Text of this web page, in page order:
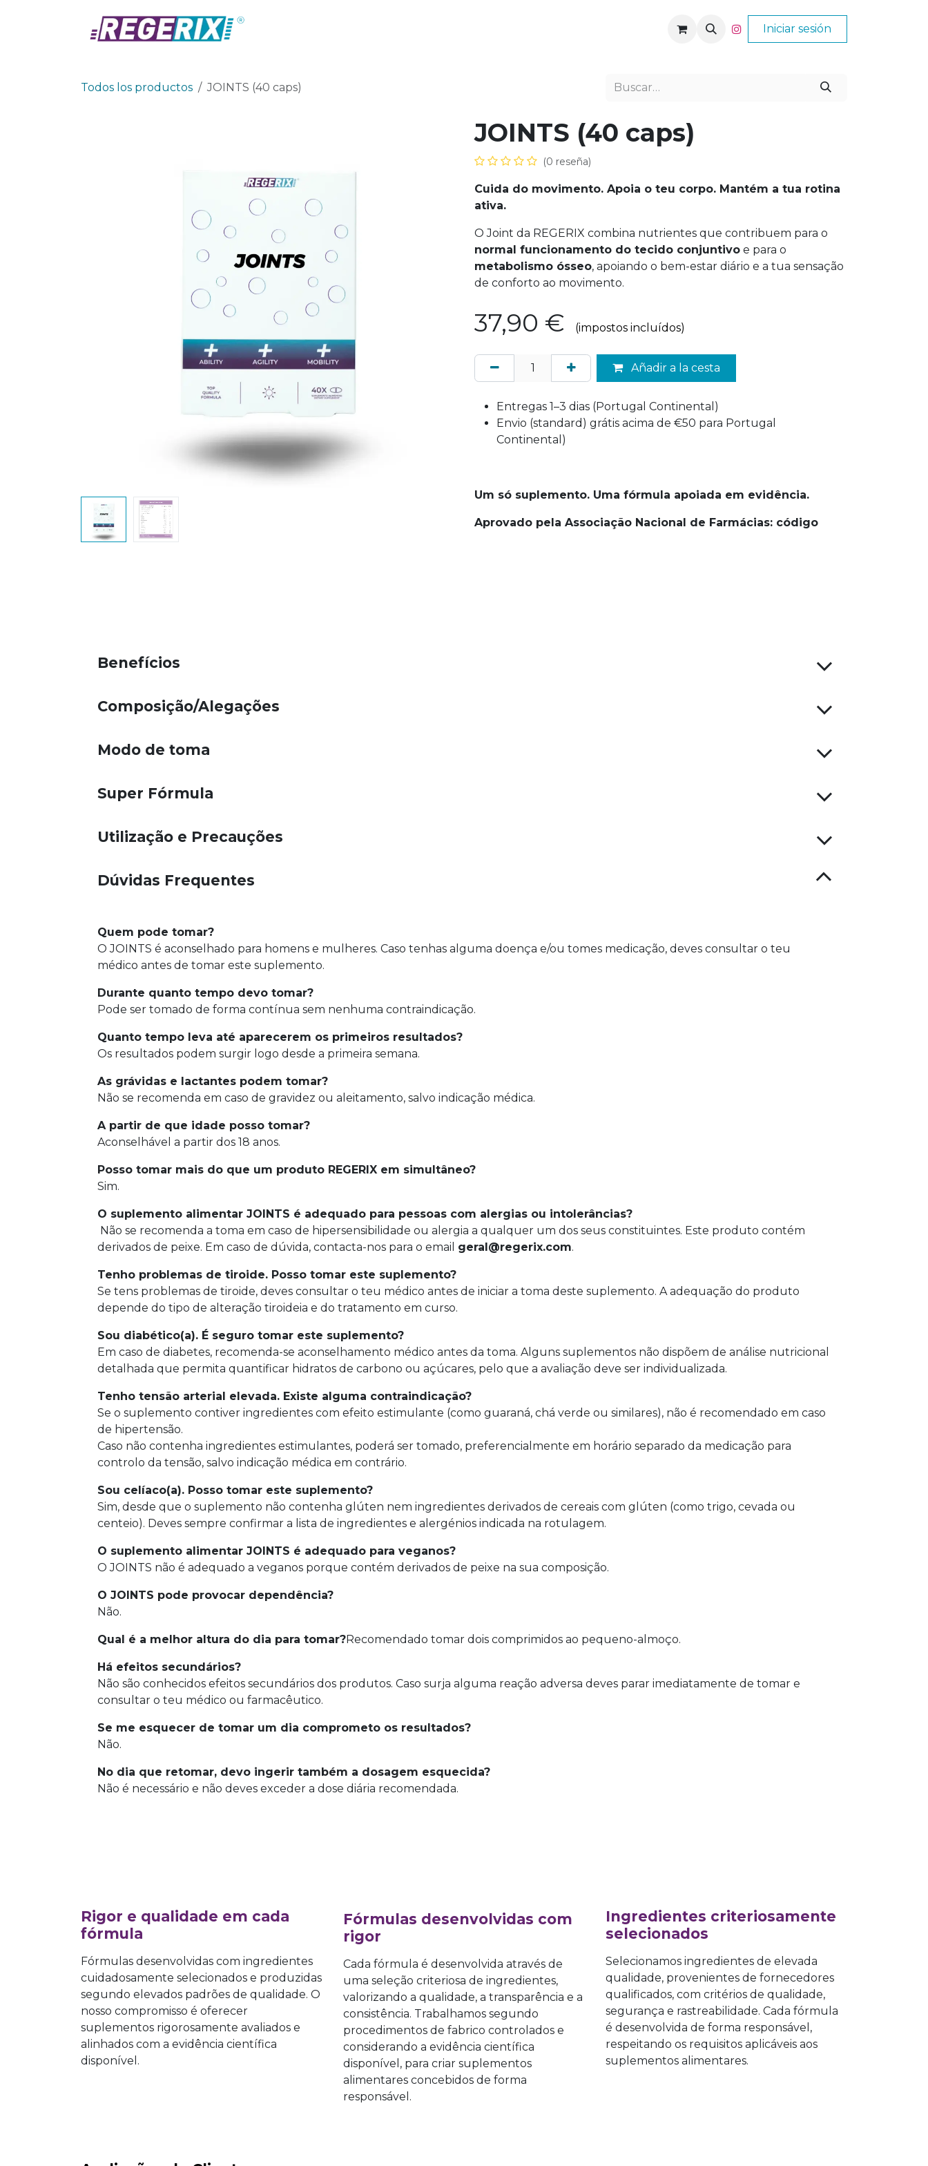
Ajuda Iniciar sesión
Todos los productos JOINTS (40 caps)
JOINTS (40 caps)
(0 reseña)
Cuida do movimento. Apoia o teu corpo. Mantém a tua rotina
ativa.
O Joint da REGERIX combina nutrientes que contribuem para o
normal funcionamento do tecido conjuntivo e para o
metabolismo ósseo, apoiando o bem-estar diário e a tua sensação
de conforto ao movimento.
37,90 € (impostos incluídos)
Añadir a la cesta
Entregas 1–3 dias (Portugal Continental)
Envio (standard) grátis acima de €50 para Portugal
Continental)
Um só suplemento. Uma fórmula apoiada em evidência.
Aprovado pela Associação Nacional de Farmácias: código
Benefícios
Composição/Alegações
Modo de toma
Super Fórmula
Utilização e Precauções
Dúvidas Frequentes
Quem pode tomar?
O JOINTS é aconselhado para homens e mulheres. Caso tenhas alguma doença e/ou tomes medicação, deves consultar o teu
médico antes de tomar este suplemento.
Durante quanto tempo devo tomar?
Pode ser tomado de forma contínua sem nenhuma contraindicação.
Quanto tempo leva até aparecerem os primeiros resultados?
Os resultados podem surgir logo desde a primeira semana.
As grávidas e lactantes podem tomar?
Não se recomenda em caso de gravidez ou aleitamento, salvo indicação médica.
A partir de que idade posso tomar?
Aconselhável a partir dos 18 anos.
Posso tomar mais do que um produto REGERIX em simultâneo?
Sim.
O suplemento alimentar JOINTS é adequado para pessoas com alergias ou intolerâncias?
Não se recomenda a toma em caso de hipersensibilidade ou alergia a qualquer um dos seus constituintes. Este produto contém
derivados de peixe. Em caso de dúvida, contacta-nos para o email geral@regerix.com.
Tenho problemas de tiroide. Posso tomar este suplemento?
Se tens problemas de tiroide, deves consultar o teu médico antes de iniciar a toma deste suplemento. A adequação do produto
depende do tipo de alteração tiroideia e do tratamento em curso.
Sou diabético(a). É seguro tomar este suplemento?
Em caso de diabetes, recomenda-se aconselhamento médico antes da toma. Alguns suplementos não dispõem de análise nutricional
detalhada que permita quantificar hidratos de carbono ou açúcares, pelo que a avaliação deve ser individualizada.
Tenho tensão arterial elevada. Existe alguma contraindicação?
Se o suplemento contiver ingredientes com efeito estimulante (como guaraná, chá verde ou similares), não é recomendado em caso
de hipertensão.
Caso não contenha ingredientes estimulantes, poderá ser tomado, preferencialmente em horário separado da medicação para
controlo da tensão, salvo indicação médica em contrário.
Sou celíaco(a). Posso tomar este suplemento?
Sim, desde que o suplemento não contenha glúten nem ingredientes derivados de cereais com glúten (como trigo, cevada ou
centeio). Deves sempre confirmar a lista de ingredientes e alergénios indicada na rotulagem.
O suplemento alimentar JOINTS é adequado para veganos?
O JOINTS não é adequado a veganos porque contém derivados de peixe na sua composição.
O JOINTS pode provocar dependência?
Não.
Qual é a melhor altura do dia para tomar?Recomendado tomar dois comprimidos ao pequeno-almoço.
Há efeitos secundários?
Não são conhecidos efeitos secundários dos produtos. Caso surja alguma reação adversa deves parar imediatamente de tomar e
consultar o teu médico ou farmacêutico.
Se me esquecer de tomar um dia comprometo os resultados?
Não.
No dia que retomar, devo ingerir também a dosagem esquecida?
Não é necessário e não deves exceder a dose diária recomendada.
Rigor e qualidade em cada
fórmula
Fórmulas desenvolvidas com ingredientes
cuidadosamente selecionados e produzidas
segundo elevados padrões de qualidade. O
nosso compromisso é oferecer
suplementos rigorosamente avaliados e
alinhados com a evidência científica
disponível.
​Fórmulas desenvolvidas com
rigor
Cada fórmula é desenvolvida através de
uma seleção criteriosa de ingredientes,
valorizando a qualidade, a transparência e a
consistência. Trabalhamos segundo
procedimentos de fabrico controlados e
considerando a evidência científica
disponível, para criar suplementos
alimentares concebidos de forma
responsável.
Ingredientes criteriosamente
selecionados
Selecionamos ingredientes de elevada
qualidade, provenientes de fornecedores
qualificados, com critérios de qualidade,
segurança e rastreabilidade. Cada fórmula
é desenvolvida de forma responsável,
respeitando os requisitos aplicáveis aos
suplementos alimentares.